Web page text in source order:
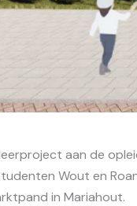
aan de
Wout en
in Mariahout.